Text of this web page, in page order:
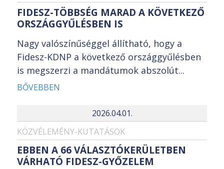
FIDESZ-TÖBBSÉG MARAD A KÖVETKEZŐ
ORSZÁGGYŰLÉSBEN IS
Nagy valószínűséggel állítható, hogy a
Fidesz-KDNP a következő országgyűlésben
is megszerzi a mandátumok abszolút...
BŐVEBBEN
2026.04.01.
KÖZVÉLEMÉNY-KUTATÁSOK
EBBEN A 66 VÁLASZTÓKERÜLETBEN
VÁRHATÓ FIDESZ-GYŐZELEM